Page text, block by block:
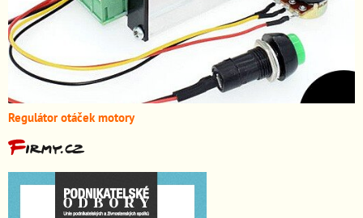
Regulátor otáček motory